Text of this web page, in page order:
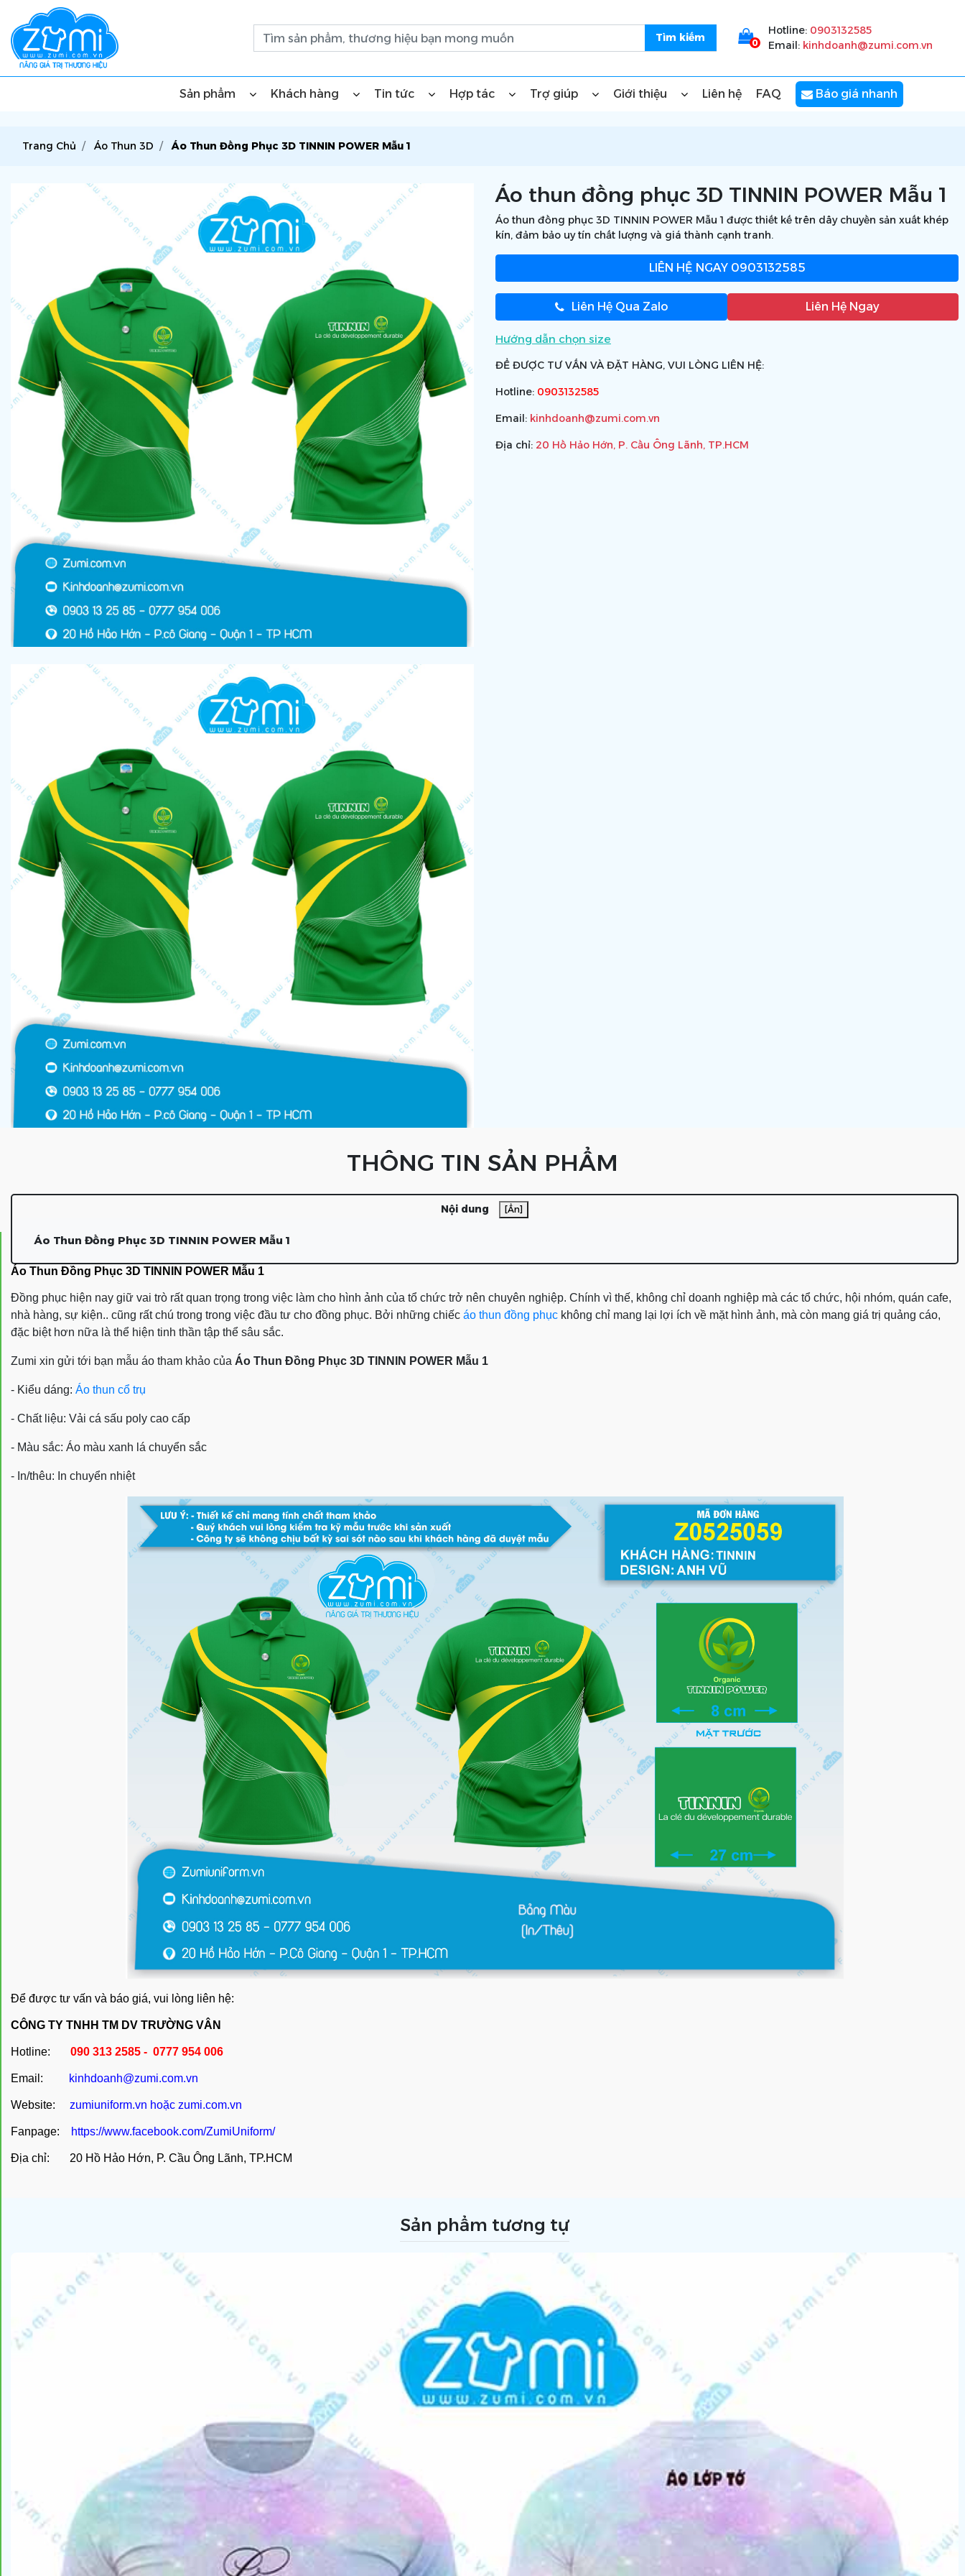
0
Hotline: 0903132585
Email: kinhdoanh@zumi.com.vn
Sản phẩm Khách hàng Tin tức Hợp tác Trợ giúp Giới thiệu Liên hệ FAQ Báo giá nhanh
Trang Chủ Áo Thun 3D Áo Thun Đồng Phục 3D TINNIN POWER Mẫu 1
Áo thun đồng phục 3D TINNIN POWER Mẫu 1
Áo thun đồng phục 3D TINNIN POWER Mẫu 1 được thiết kế trên dây chuyền sản xuất khép
kín, đảm bảo uy tín chất lượng và giá thành cạnh tranh.
LIÊN HỆ NGAY0903132585
Liên Hệ Qua Zalo Liên Hệ Ngay
Hướng dẫn chọn size
ĐỂ ĐƯỢC TƯ VẤN VÀ ĐẶT HÀNG, VUI LÒNG LIÊN HỆ:
Hotline: 0903132585
Email: kinhdoanh@zumi.com.vn
Địa chỉ: 20 Hồ Hảo Hớn, P. Cầu Ông Lãnh, TP.HCM
THÔNG TIN SẢN PHẨM
Nội dung [Ẩn]
Áo Thun Đồng Phục 3D TINNIN POWER Mẫu 1
Áo Thun Đồng Phục 3D TINNIN POWER Mẫu 1
Đồng phục hiện nay giữ vai trò rất quan trọng trong việc làm cho hình ảnh của tổ chức trở nên chuyên nghiệp. Chính vì thế, không chỉ doanh nghiệp mà các tổ chức, hội nhóm, quán cafe,
nhà hàng, sự kiện.. cũng rất chú trong trong việc đầu tư cho đồng phục. Bởi những chiếc áo thun đồng phục không chỉ mang lại lợi ích về mặt hình ảnh, mà còn mang giá trị quảng cáo,
đặc biệt hơn nữa là thể hiện tinh thần tập thể sâu sắc.
Zumi xin gửi tới bạn mẫu áo tham khảo của Áo Thun Đồng Phục 3D TINNIN POWER Mẫu 1
- Kiểu dáng: Áo thun cổ trụ
- Chất liệu: Vải cá sấu poly cao cấp
- Màu sắc: Áo màu xanh lá chuyển sắc
- In/thêu: In chuyển nhiệt
Để được tư vấn và báo giá, vui lòng liên hệ:
CÔNG TY TNHH TM DV TRƯỜNG VÂN
Hotline: 090 313 2585 - 0777 954 006
Email: kinhdoanh@zumi.com.vn
Website: zumiuniform.vn hoặc zumi.com.vn
Fanpage: https://www.facebook.com/ZumiUniform/
Địa chỉ: 20 Hồ Hảo Hớn, P. Cầu Ông Lãnh, TP.HCM
Sản phẩm tương tự